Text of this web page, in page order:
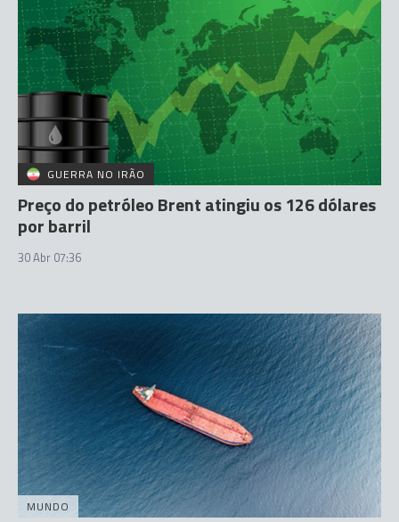
GUERRA NO IRÃO
Preço do petróleo Brent atingiu os 126 dólares
por barril
30 Abr 07:36
MUNDO